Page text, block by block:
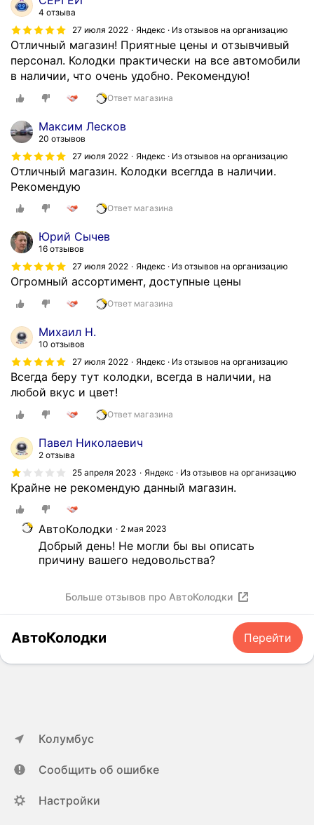
4 отзыва
27 июля 2022
Яндекс · Из отзывов на организацию
Отличный магазин! Приятные цены и отзывчивый
персонал. Колодки практически на все автомобили
в наличии, что очень удобно. Рекомендую!
Ответ магазина
Максим Лесков
20 отзывов
27 июля 2022
Яндекс · Из отзывов на организацию
Отличный магазин. Колодки всеглда в наличии.
Рекомендую
Ответ магазина
Юрий Сычев
16 отзывов
27 июля 2022
Яндекс · Из отзывов на организацию
Огромный ассортимент, доступные цены
Ответ магазина
Михаил Н.
10 отзывов
27 июля 2022
Яндекс · Из отзывов на организацию
Всегда беру тут колодки, всегда в наличии, на
любой вкус и цвет!
Ответ магазина
Павел Николаевич
2 отзыва
25 апреля 2023
Яндекс · Из отзывов на организацию
Крайне не рекомендую данный магазин.
АвтоКолодки 2 мая 2023
Добрый день! Не могли бы вы описать
причину вашего недовольства?
Больше отзывов про АвтоКолодки
АвтоКолодки Перейти
Колумбус
Сообщить об ошибке
Настройки